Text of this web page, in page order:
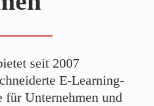
seit 2007
E-Learning-
für Unternehmen und